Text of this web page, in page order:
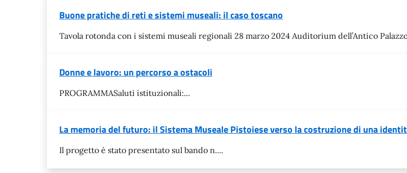
Buone pratiche di reti e sistemi museali: il caso toscano
Tavola rotonda con i sistemi museali regionali 28 marzo 2024 Auditorium dell’Antico
Donne e lavoro: un percorso a ostacoli
PROGRAMMASaluti istituzionali:...
La memoria del futuro: il Sistema Museale Pistoiese verso la costruzione di una
Il progetto è stato presentato sul bando n....